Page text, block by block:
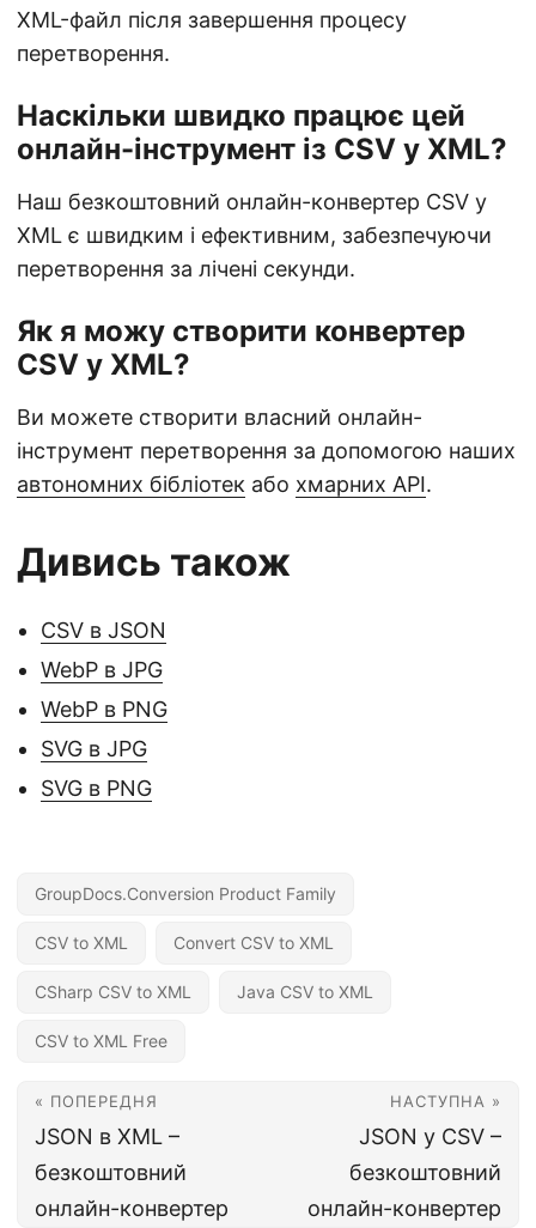
XML-файл після завершення процесу
перетворення.
Наскільки швидко працює цей
онлайн-інструмент із CSV у XML?
Наш безкоштовний онлайн-конвертер CSV у
XML є швидким і ефективним, забезпечуючи
перетворення за лічені секунди.
Як я можу створити конвертер
CSV у XML?
Ви можете створити власний онлайн-
інструмент перетворення за допомогою наших
автономних бібліотек або хмарних API.
Дивись також
CSV в JSON
WebP в JPG
WebP в PNG
SVG в JPG
SVG в PNG
GroupDocs.Conversion Product Family
CSV to XML Convert CSV to XML
CSharp CSV to XML Java CSV to XML
CSV to XML Free
« ПОПЕРЕДНЯ
JSON в XML –
безкоштовний
онлайн-конвертер
НАСТУПНА »
JSON у CSV –
безкоштовний
онлайн-конвертер